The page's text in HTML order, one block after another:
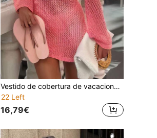
Vestido de cobertura de vacaciones para mujer de unicolor sexy con diseño calado de punto, manga larga y decoración de hebilla circular
22 Left
16,79€